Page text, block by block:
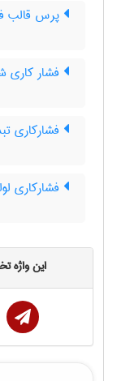
پرس قالب
فشار کاری
فشارکاری
فشارکاری
این واژه